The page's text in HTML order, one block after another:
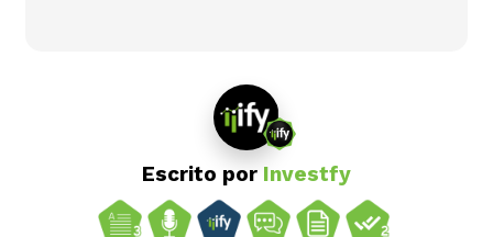
Escrito por Investfy